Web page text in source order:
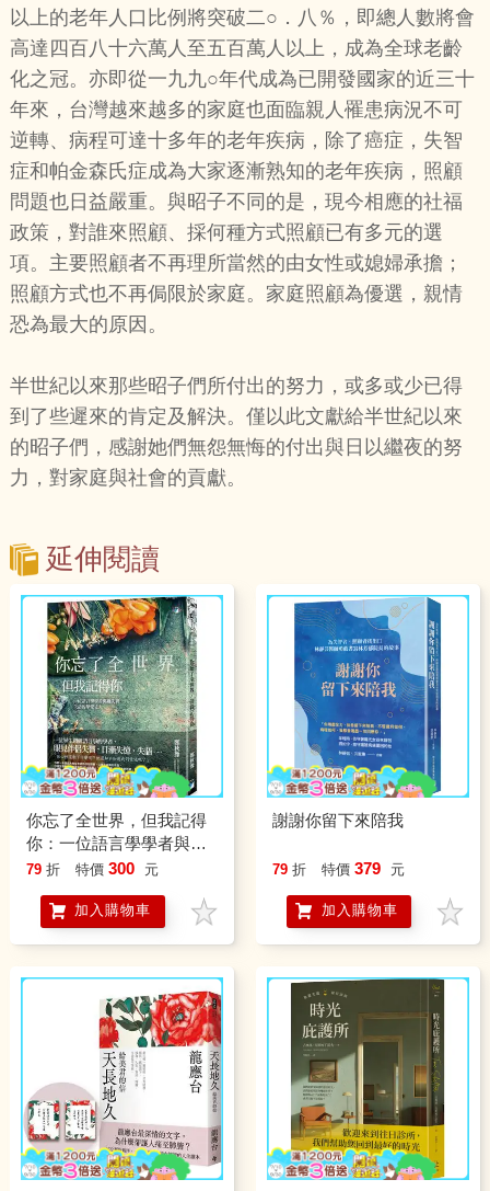
以上的老年人口比例將突破二○．八％，即總人數將會
高達四百八十六萬人至五百萬人以上，成為全球老齡
化之冠。亦即從一九九○年代成為已開發國家的近三十
年來，台灣越來越多的家庭也面臨親人罹患病況不可
逆轉、病程可達十多年的老年疾病，除了癌症，失智
症和帕金森氏症成為大家逐漸熟知的老年疾病，照顧
問題也日益嚴重。與昭子不同的是，現今相應的社福
政策，對誰來照顧、採何種方式照顧已有多元的選
項。主要照顧者不再理所當然的由女性或媳婦承擔；
照顧方式也不再侷限於家庭。家庭照顧為優選，親情
恐為最大的原因。
半世紀以來那些昭子們所付出的努力，或多或少已得
到了些遲來的肯定及解決。僅以此文獻給半世紀以來
的昭子們，感謝她們無怨無悔的付出與日以繼夜的努
力，對家庭與社會的貢獻。
延伸閱讀
你忘了全世界，但我記得
你：一位語言學學者與她
失智、失語的摯愛丈夫
79 折 特價 300 元
加入購物車
謝謝你留下來陪我
79 折 特價 379 元
加入購物車